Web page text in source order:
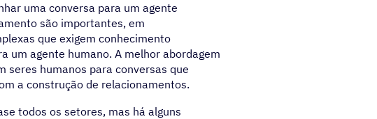
uma conversa para um agente
são importantes, em
que exigem conhecimento
um agente humano. A melhor abordagem
seres humanos para conversas que
a construção de relacionamentos.
todos os setores, mas há alguns